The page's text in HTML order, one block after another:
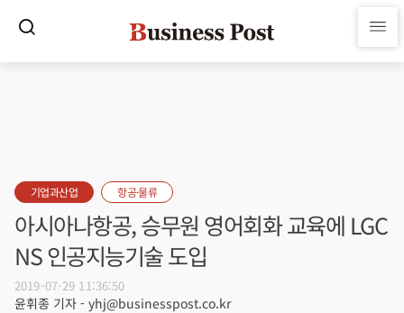
기업과산업 항공·물류
아시아나항공, 승무원 영어회화 교육에 LGC
NS 인공지능기술 도입
2019-07-29 11:36:50
윤휘종 기자 - yhj@businesspost.co.kr